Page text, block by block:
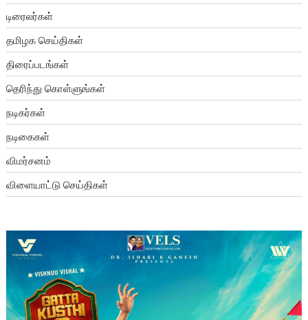
டிரைலர்கள்
தமிழக செய்திகள்
திரைப்படங்கள்
தெரிந்து கொள்ளுங்கள்
நடிகர்கள்
நடிகைகள்
விமர்சனம்
விளையாட்டு செய்திகள்